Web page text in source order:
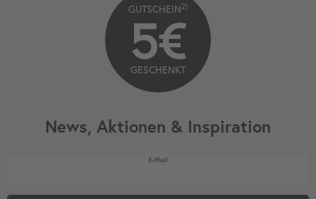
News, Aktionen & Inspiration
E-MailNewsletter Honig
GUTSCHEIN2)
5€
GESCHENKT